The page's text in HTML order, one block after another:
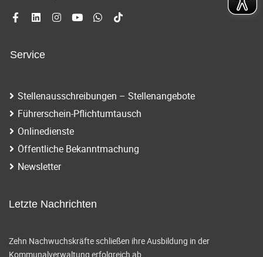
Service
Stellenausschreibungen – Stellenangebote
Führerschein-Pflichtumtausch
Onlinedienste
Öffentliche Bekanntmachung
Newsletter
Letzte Nachrichten
Zehn Nachwuchskräfte schließen ihre Ausbildung in der
Kommunalverwaltung erfolgreich ab